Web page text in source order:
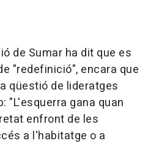
de Sumar ha dit que es
"redefinició", encara que
qüestió de lideratges
"L'esquerra gana quan
enfront de les
a l'habitatge o a